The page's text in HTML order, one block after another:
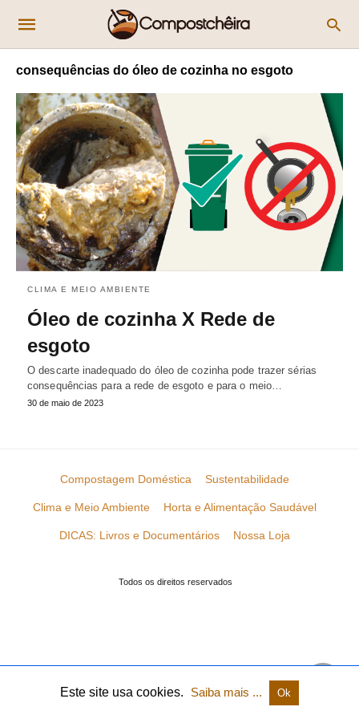
consequências do óleo de cozinha no esgoto
CLIMA E MEIO AMBIENTE
Óleo de cozinha X Rede de
esgoto
O descarte inadequado do óleo de cozinha pode trazer sérias
consequências para a rede de esgoto e para o meio…
30 de maio de 2023
Compostagem Doméstica Sustentabilidade
Clima e Meio Ambiente Horta e Alimentação Saudável
DICAS: Livros e Documentários Nossa Loja
Todos os direitos reservados
Este site usa cookies. Saiba mais ... Ok